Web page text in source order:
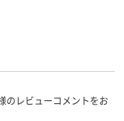
のレビューコメントをお